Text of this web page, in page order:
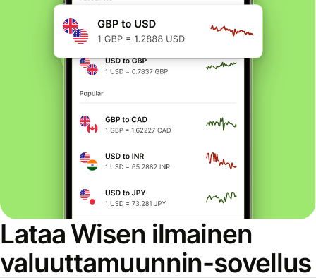
Lataa Wisen ilmainen
valuuttamuunnin-sovellus